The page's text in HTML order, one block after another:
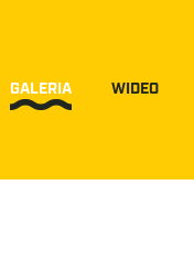
GALERIA WIDEO